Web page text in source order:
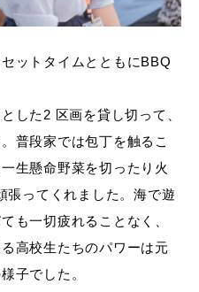
ットタイムとともにBBQ
した2 区画を貸し切って、
普段家では包丁を触るこ
生懸命野菜を切ったり火
張ってくれました。海で遊
も一切疲れることなく、
高校生たちのパワーは元
子でした。